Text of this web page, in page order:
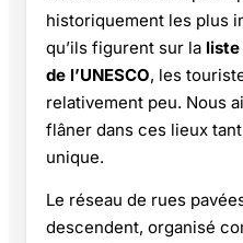
historiquement les plus
qu’ils figurent sur la liste
de l’UNESCO, les
relativement peu. Nous
flâner dans ces lieux
unique.
Le réseau de rues
descendent, organisé